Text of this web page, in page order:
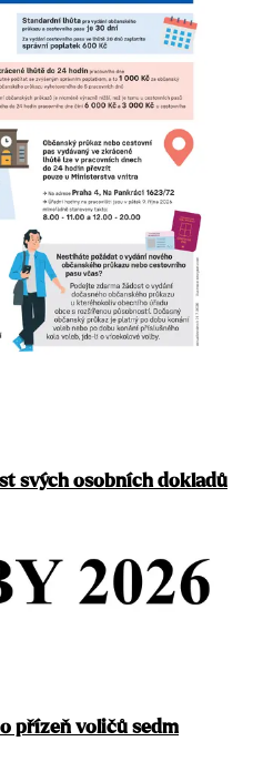
svých osobních dokladů
přízeň voličů sedm